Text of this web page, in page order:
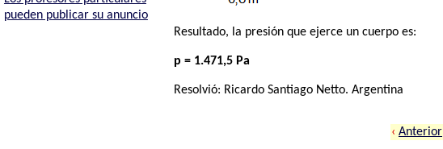
pueden publicar su anuncio
Resultado, la presión que ejerce un cuerpo es:
p = 1.471,5 Pa
Resolvió: Ricardo Santiago Netto. Argentina
‹ Anterior